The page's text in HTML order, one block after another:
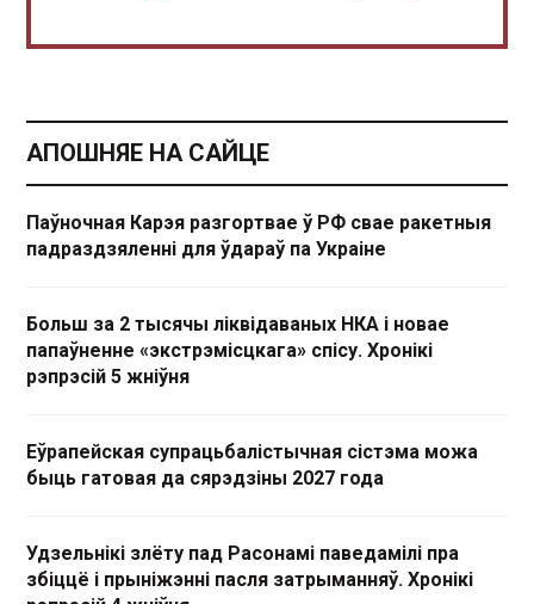
АПОШНЯЕ НА САЙЦЕ
Паўночная Карэя разгортвае ў РФ свае ракетныя
падраздзяленні для ўдараў па Украіне
Больш за 2 тысячы ліквідаваных НКА і новае
папаўненне «экстрэмісцкага» спісу. Хронікі
рэпрэсій 5 жніўня
Еўрапейская супрацьбалістычная сістэма можа
быць гатовая да сярэдзіны 2027 года
Удзельнікі злёту пад Расонамі паведамілі пра
збіццё і прыніжэнні пасля затрыманняў. Хронікі